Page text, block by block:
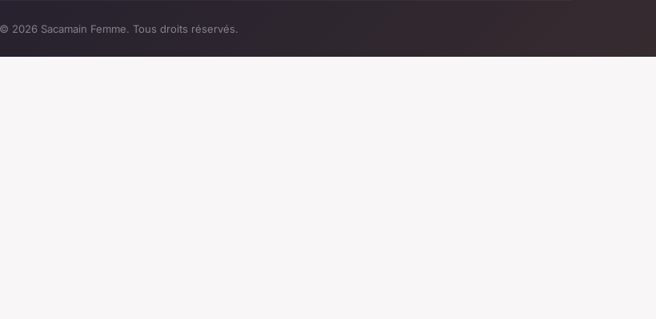
© 2026 Sacamain Femme. Tous droits réservés.